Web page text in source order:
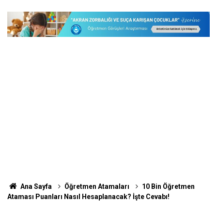
Ana Sayfa Öğretmen Atamaları
10 Bin Öğretmen
Ataması Puanları Nasıl Hesaplanacak? İşte Cevabı!